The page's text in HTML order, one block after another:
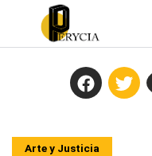
Arte y Justicia